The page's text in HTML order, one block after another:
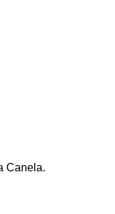
Canela.